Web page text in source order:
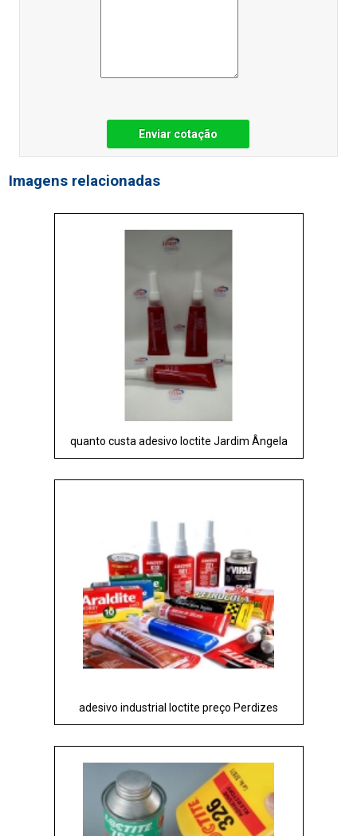
Enviar cotação
Imagens relacionadas
quanto custa adesivo loctite Jardim Ângela
adesivo industrial loctite preço Perdizes